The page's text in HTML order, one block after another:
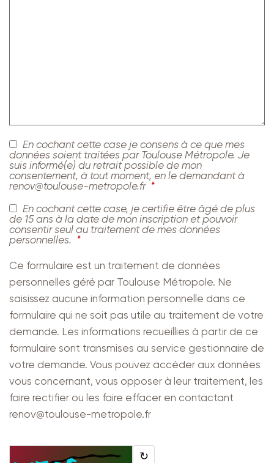
En cochant cette case je consens à ce que mes
données soient traitées par Toulouse Métropole. Je
suis informé(e) du retrait possible de mon
consentement, à tout moment, en le demandant à
renov@toulouse-metropole.fr *
En cochant cette case, je certifie être âgé de plus
de 15 ans à la date de mon inscription et pouvoir
consentir seul au traitement de mes données
personnelles. *
Ce formulaire est un traitement de données
personnelles géré par Toulouse Métropole. Ne
saisissez aucune information personnelle dans ce
formulaire qui ne soit pas utile au traitement de votre
demande. Les informations recueillies à partir de ce
formulaire sont transmises au service gestionnaire de
votre demande. Vous pouvez accéder aux données
vous concernant, vous opposer à leur traitement, les
faire rectifier ou les faire effacer en contactant
renov@toulouse-metropole.fr
↻